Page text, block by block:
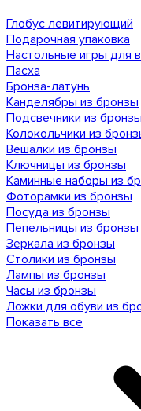
Глобус левитирующий
Подарочная упаковка
Настольные игры для
Пасха
Бронза-латунь
Канделябры из бронзы
Подсвечники из бронзы
Колокольчики из
Вешалки из бронзы
Ключницы из бронзы
Каминные наборы из
Фоторамки из бронзы
Посуда из бронзы
Пепельницы из бронзы
Зеркала из бронзы
Столики из бронзы
Лампы из бронзы
Часы из бронзы
Ложки для обуви из
Показать все